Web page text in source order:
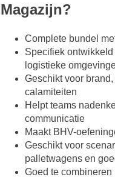
Magazijn?
Complete bundel
Specifiek
logistieke
Geschikt voor
calamiteiten
Helpt teams
communicatie
Maakt BHV-
Geschikt voor
palletwagens en
Goed te